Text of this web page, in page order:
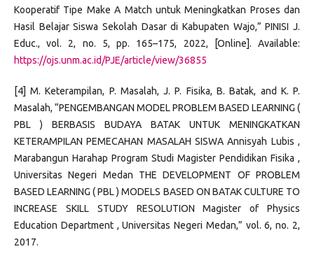
Kooperatif Tipe Make A Match untuk Meningkatkan Proses dan
Hasil Belajar Siswa Sekolah Dasar di Kabupaten Wajo,” PINISI J.
Educ., vol. 2, no. 5, pp. 165–175, 2022, [Online]. Available:
https://ojs.unm.ac.id/PJE/article/view/36855
[4] M. Keterampilan, P. Masalah, J. P. Fisika, B. Batak, and K. P.
Masalah, “PENGEMBANGAN MODEL PROBLEM BASED LEARNING (
PBL ) BERBASIS BUDAYA BATAK UNTUK MENINGKATKAN
KETERAMPILAN PEMECAHAN MASALAH SISWA Annisyah Lubis ,
Marabangun Harahap Program Studi Magister Pendidikan Fisika ,
Universitas Negeri Medan THE DEVELOPMENT OF PROBLEM
BASED LEARNING ( PBL ) MODELS BASED ON BATAK CULTURE TO
INCREASE SKILL STUDY RESOLUTION Magister of Physics
Education Department , Universitas Negeri Medan,” vol. 6, no. 2,
2017.